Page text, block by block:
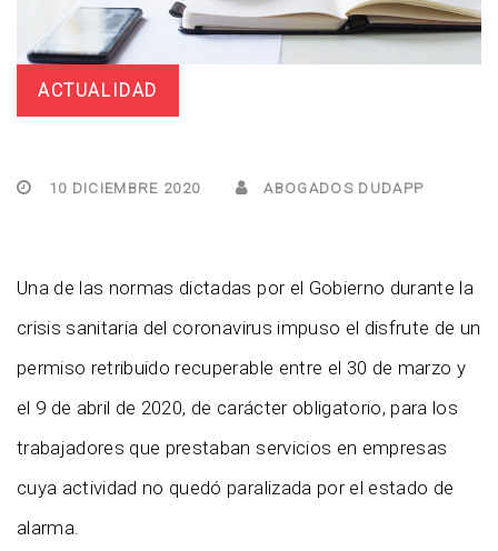
ACTUALIDAD
10 DICIEMBRE 2020 ABOGADOS DUDAPP
Una de las normas dictadas por el Gobierno durante la
crisis sanitaria del coronavirus impuso el disfrute de un
permiso retribuido recuperable entre el 30 de marzo y
el 9 de abril de 2020, de carácter obligatorio, para los
trabajadores que prestaban servicios en empresas
cuya actividad no quedó paralizada por el estado de
alarma.